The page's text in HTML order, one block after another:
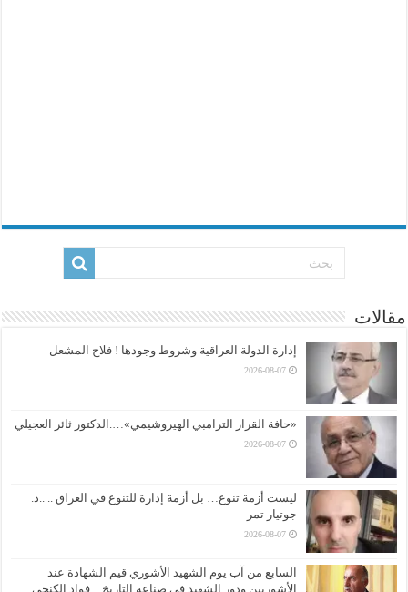
مقالات
إدارة الدولة العراقية وشروط وجودها ! فلاح المشعل
2026-08-07
«حافة القرار الترامبي الهيروشيمي»….الدكتور ثائر العجيلي
2026-08-07
ليست أزمة تنوع… بل أزمة إدارة للتنوع في العراق .. ..د.
جوتيار تمر
2026-08-07
السابع من آب يوم الشهيد الأشوري قيم الشهادة عند
الأشوريين ودور الشهيد في صناعة التاريخ…فواد الكنجي